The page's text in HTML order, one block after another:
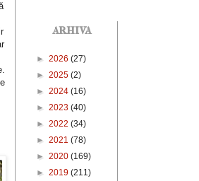
arhiva
► 2026 (27)
► 2025 (2)
► 2024 (16)
► 2023 (40)
► 2022 (34)
► 2021 (78)
► 2020 (169)
► 2019 (211)